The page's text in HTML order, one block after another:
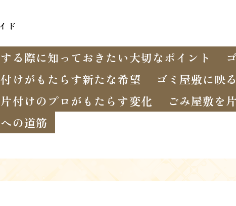
ド
る際に知っておきたい大切なポイント
けがもたらす新たな希望
ゴミ屋敷に映
付けのプロがもたらす変化
ごみ屋敷を
の道筋